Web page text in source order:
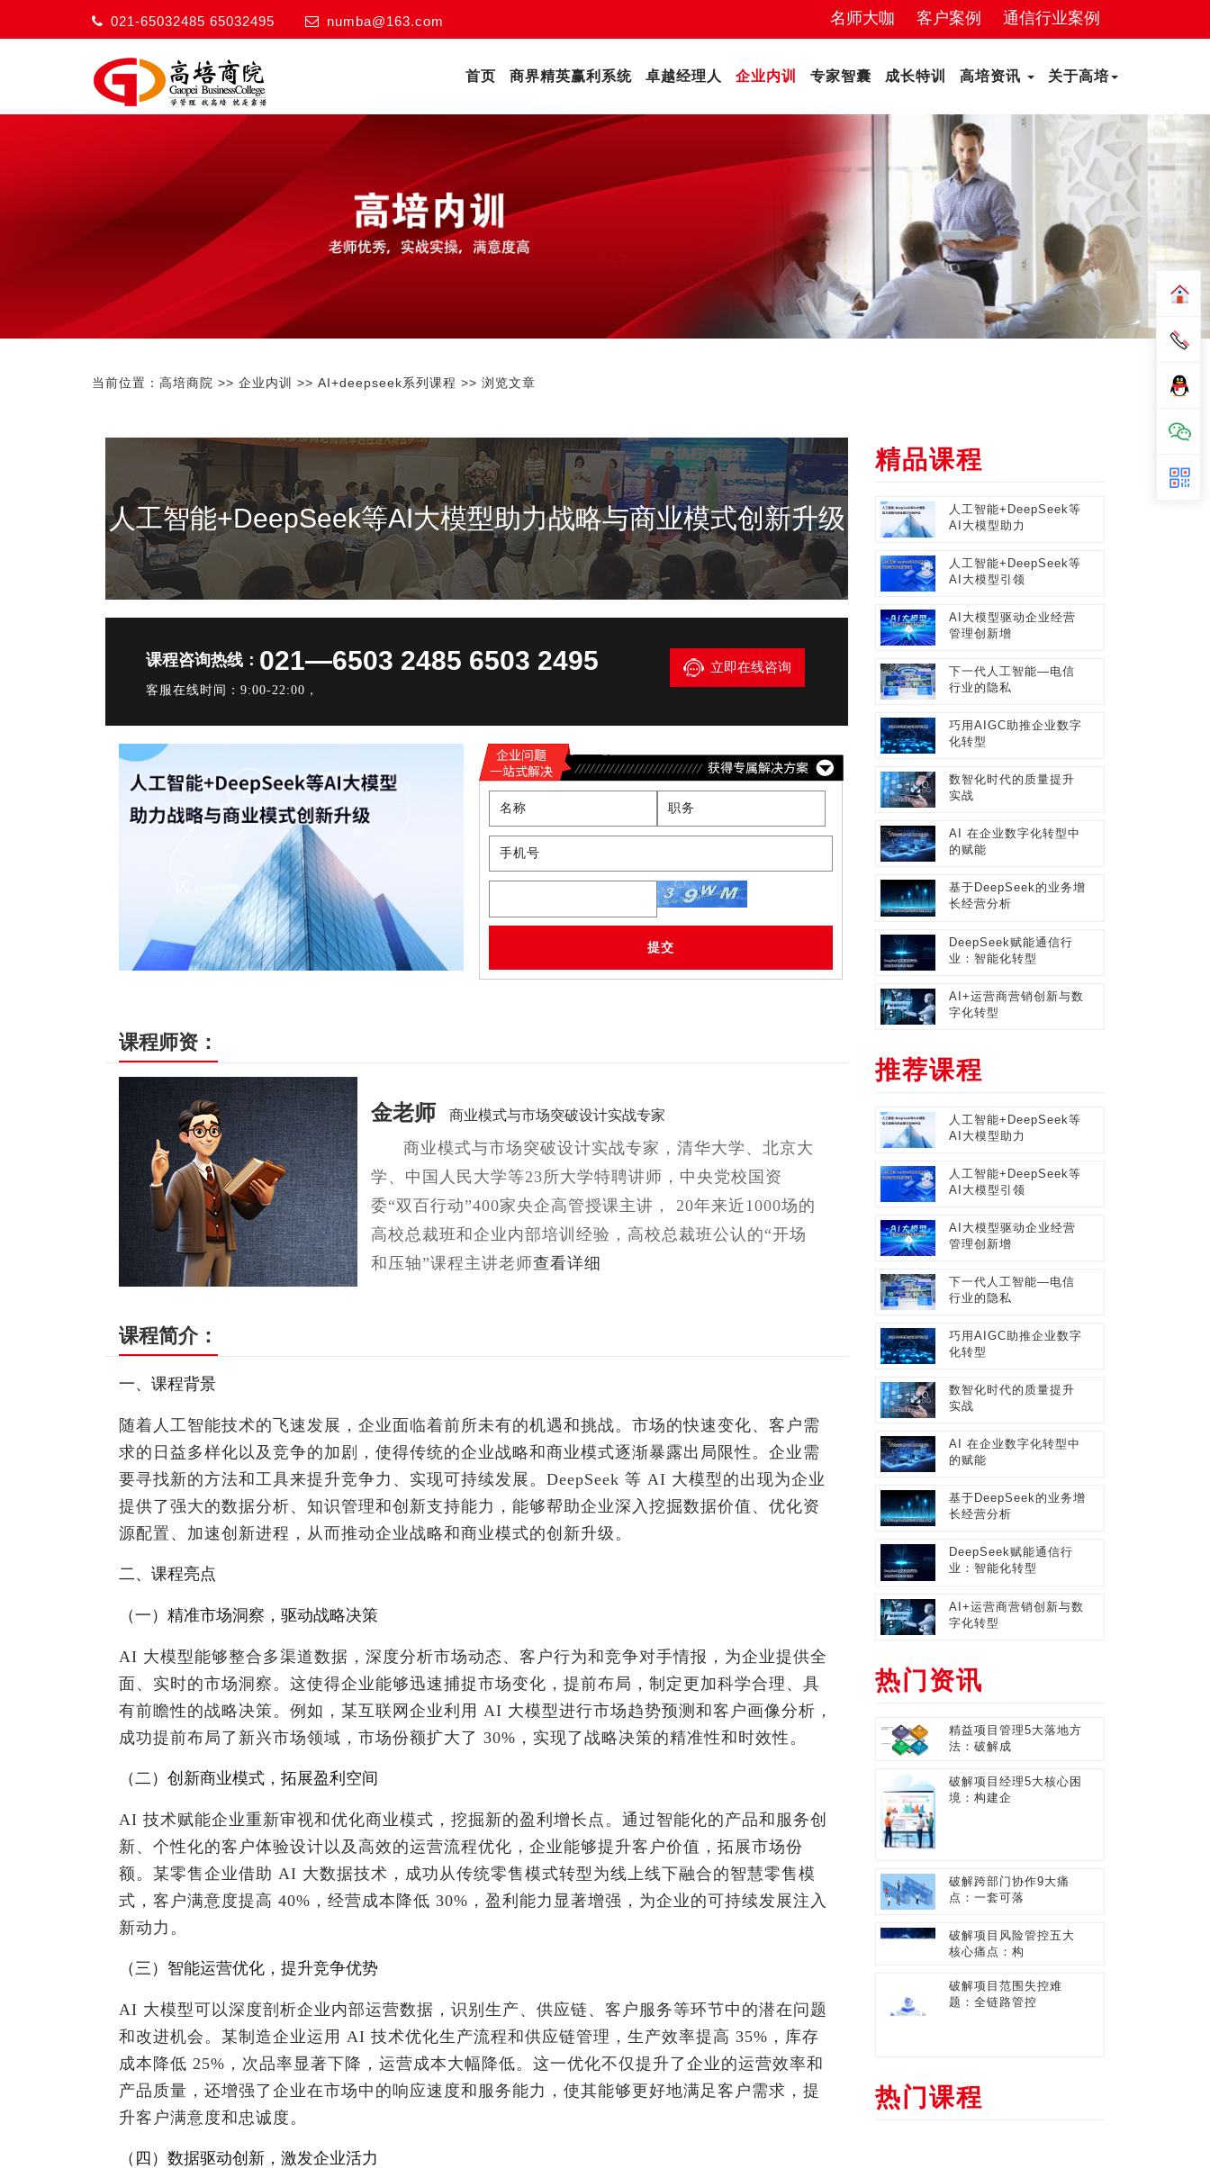
021-65032485 65032495 numba@163.com 名师大咖 客户案例 通信行业案例
首页 商界精英赢利系统 卓越经理人 企业内训 专家智囊 成长特训 高培资讯 关于高培
当前位置： 高培商院 >> 企业内训 >> AI+deepseek系列课程 >> 浏览文章
人工智能+DeepSeek等AI大模型助力战略与商业模式创新升级
课程咨询热线： 021—6503 2485 6503 2495
客服在线时间：9:00-22:00，
立即在线咨询
课程师资：
金老师 商业模式与市场突破设计实战专家
商业模式与市场突破设计实战专家，清华大学、北京大
学、中国人民大学等23所大学特聘讲师，中央党校国资
委“双百行动”400家央企高管授课主讲， 20年来近1000场的
高校总裁班和企业内部培训经验，高校总裁班公认的“开场
和压轴”课程主讲老师查看详细
课程简介：
一、课程背景
随着人工智能技术的飞速发展，企业面临着前所未有的机遇和挑战。市场的快速变化、客户需
求的日益多样化以及竞争的加剧，使得传统的企业战略和商业模式逐渐暴露出局限性。企业需
要寻找新的方法和工具来提升竞争力、实现可持续发展。DeepSeek 等 AI 大模型的出现为企业
提供了强大的数据分析、知识管理和创新支持能力，能够帮助企业深入挖掘数据价值、优化资
源配置、加速创新进程，从而推动企业战略和商业模式的创新升级。
二、课程亮点
（一）精准市场洞察，驱动战略决策
AI 大模型能够整合多渠道数据，深度分析市场动态、客户行为和竞争对手情报，为企业提供全
面、实时的市场洞察。这使得企业能够迅速捕捉市场变化，提前布局，制定更加科学合理、具
有前瞻性的战略决策。例如，某互联网企业利用 AI 大模型进行市场趋势预测和客户画像分析，
成功提前布局了新兴市场领域，市场份额扩大了 30%，实现了战略决策的精准性和时效性。
（二）创新商业模式，拓展盈利空间
AI 技术赋能企业重新审视和优化商业模式，挖掘新的盈利增长点。通过智能化的产品和服务创
新、个性化的客户体验设计以及高效的运营流程优化，企业能够提升客户价值，拓展市场份
额。某零售企业借助 AI 大数据技术，成功从传统零售模式转型为线上线下融合的智慧零售模
式，客户满意度提高 40%，经营成本降低 30%，盈利能力显著增强，为企业的可持续发展注入
新动力。
（三）智能运营优化，提升竞争优势
AI 大模型可以深度剖析企业内部运营数据，识别生产、供应链、客户服务等环节中的潜在问题
和改进机会。某制造企业运用 AI 技术优化生产流程和供应链管理，生产效率提高 35%，库存
成本降低 25%，次品率显著下降，运营成本大幅降低。这一优化不仅提升了企业的运营效率和
产品质量，还增强了企业在市场中的响应速度和服务能力，使其能够更好地满足客户需求，提
升客户满意度和忠诚度。
（四）数据驱动创新，激发企业活力
精品课程
人工智能+DeepSeek等
AI大模型助力
人工智能+DeepSeek等
AI大模型引领
AI大模型驱动企业经营
管理创新增
下一代人工智能—电信
行业的隐私
巧用AIGC助推企业数字
化转型
数智化时代的质量提升
实战
AI 在企业数字化转型中
的赋能
基于DeepSeek的业务增
长经营分析
DeepSeek赋能通信行
业：智能化转型
AI+运营商营销创新与数
字化转型
推荐课程
人工智能+DeepSeek等
AI大模型助力
人工智能+DeepSeek等
AI大模型引领
AI大模型驱动企业经营
管理创新增
下一代人工智能—电信
行业的隐私
巧用AIGC助推企业数字
化转型
数智化时代的质量提升
实战
AI 在企业数字化转型中
的赋能
基于DeepSeek的业务增
长经营分析
DeepSeek赋能通信行
业：智能化转型
AI+运营商营销创新与数
字化转型
热门资讯
精益项目管理5大落地方
法：破解成
破解项目经理5大核心困
境：构建企
破解跨部门协作9大痛
点：一套可落
破解项目风险管控五大
核心痛点：构
破解项目范围失控难
题：全链路管控
热门课程